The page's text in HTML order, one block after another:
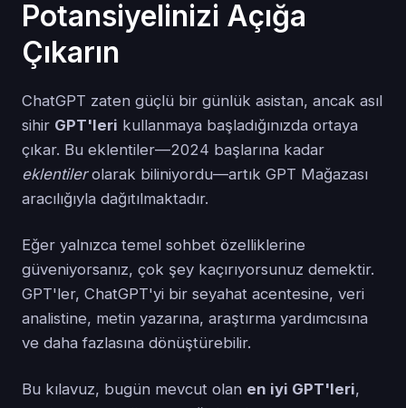
Potansiyelinizi Açığa
Çıkarın
ChatGPT zaten güçlü bir günlük asistan, ancak asıl
sihir GPT'leri kullanmaya başladığınızda ortaya
çıkar. Bu eklentiler—2024 başlarına kadar
eklentilerolarak biliniyordu—artık GPT Mağazası
aracılığıyla dağıtılmaktadır.
Eğer yalnızca temel sohbet özelliklerine
güveniyorsanız, çok şey kaçırıyorsunuz demektir.
GPT'ler, ChatGPT'yi bir seyahat acentesine, veri
analistine, metin yazarına, araştırma yardımcısına
ve daha fazlasına dönüştürebilir.
Bu kılavuz, bugün mevcut olan en iyi GPT'leri,